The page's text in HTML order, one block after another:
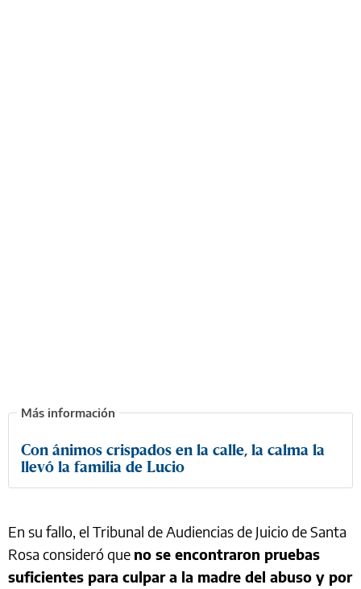
Con ánimos crispados en la calle, la calma la
llevó la familia de Lucio
En su fallo, el Tribunal de Audiencias de Juicio de Santa
Rosa consideró que no se encontraron pruebas
suficientes para culpar a la madre del abuso y por